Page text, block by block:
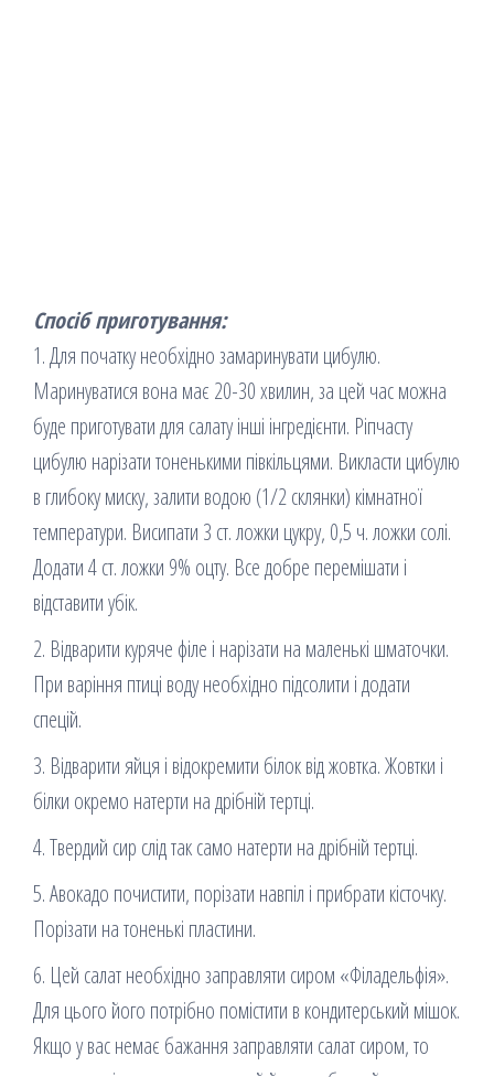
Спосіб приготування:
1. Для початку необхідно замаринувати цибулю.
Маринуватися вона має 20-30 хвилин, за цей час можна
буде приготувати для салату інші інгредієнти. Ріпчасту
цибулю нарізати тоненькими півкільцями. Викласти цибулю
в глибоку миску, залити водою (1/2 склянки) кімнатної
температури. Висипати 3 ст. ложки цукру, 0,5 ч. ложки солі.
Додати 4 ст. ложки 9% оцту. Все добре перемішати і
відставити убік.
2. Відварити куряче філе і нарізати на маленькі шматочки.
При варіння птиці воду необхідно підсолити і додати
спецій.
3. Відварити яйця і відокремити білок від жовтка. Жовтки і
білки окремо натерти на дрібній тертці.
4. Твердий сир слід так само натерти на дрібній тертці.
5. Авокадо почистити, порізати навпіл і прибрати кісточку.
Порізати на тоненькі пластини.
6. Цей салат необхідно заправляти сиром «Філадельфія».
Для цього його потрібно помістити в кондитерський мішок.
Якщо у вас немає бажання заправляти салат сиром, то